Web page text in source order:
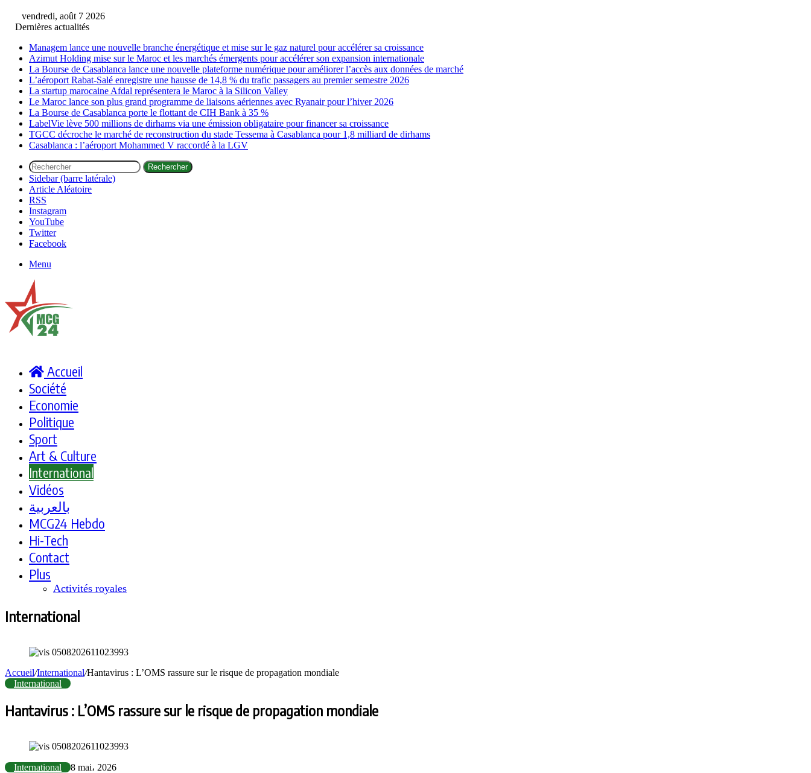
vendredi, août 7 2026
Dernières actualités
Managem lance une nouvelle branche énergétique et mise sur le gaz naturel pour accélérer sa croissance
Azimut Holding mise sur le Maroc et les marchés émergents pour accélérer son expansion internationale
La Bourse de Casablanca lance une nouvelle plateforme numérique pour améliorer l’accès aux données de marché
L’aéroport Rabat-Salé enregistre une hausse de 14,8 % du trafic passagers au premier semestre 2026
La startup marocaine Afdal représentera le Maroc à la Silicon Valley
Le Maroc lance son plus grand programme de liaisons aériennes avec Ryanair pour l’hiver 2026
La Bourse de Casablanca porte le flottant de CIH Bank à 35 %
LabelVie lève 500 millions de dirhams via une émission obligataire pour financer sa croissance
TGCC décroche le marché de reconstruction du stade Tessema à Casablanca pour 1,8 milliard de dirhams
Casablanca : l’aéroport Mohammed V raccordé à la LGV
Rechercher
Sidebar (barre latérale)
Article Aléatoire
RSS
Instagram
YouTube
Twitter
Facebook
Menu
Accueil
Société
Economie
Politique
Sport
Art & Culture
International
Vidéos
بالعربية
MCG24 Hebdo
Hi-Tech
Contact
Plus
Activités royales
International
Accueil/International/Hantavirus : L’OMS rassure sur le risque de propagation mondiale
International
Hantavirus : L’OMS rassure sur le risque de propagation mondiale
International 8 mai، 2026